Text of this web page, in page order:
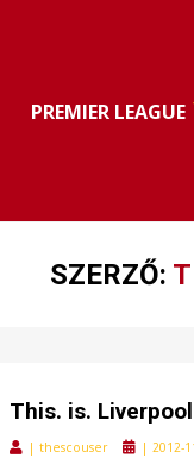
PREMIER LEAGUE
SZERZŐ:
This. is.
| thescouser
Posted
| 2012-